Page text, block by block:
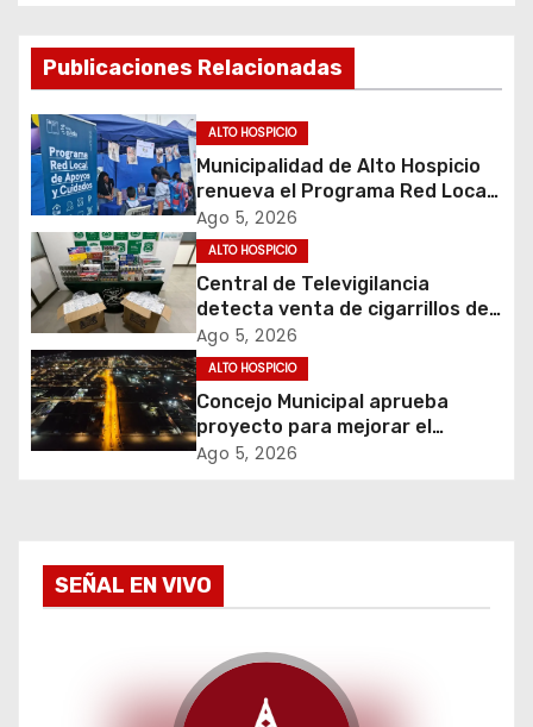
a
c
i
ó
n
d
e
e
r
a
Publicaciones Relacionadas
ALTO HOSPICIO
Municipalidad de Alto Hospicio
renueva el Programa Red Local
de Apoyos y Cuidados
Ago 5, 2026
ALTO HOSPICIO
Central de Televigilancia
detecta venta de cigarrillos de
contrabando y permite
incautación de más de 3 mil
cajetillas
Ago 5, 2026
ALTO HOSPICIO
Concejo Municipal aprueba
proyecto para mejorar el
alumbrado público del sector El
Ago 5, 2026
SEÑAL EN VIVO